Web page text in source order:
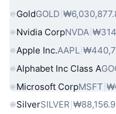
GoldGOLD
Nvidia CorpNVDA
Apple Inc.AAPL
Alphabet Inc Class A
Microsoft CorpMSFT
SilverSILVER